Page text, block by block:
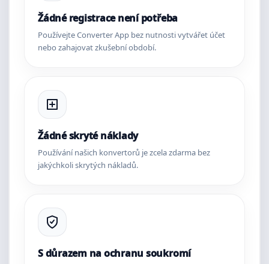
Žádné registrace není potřeba
Používejte Converter App bez nutnosti vytvářet účet
nebo zahajovat zkušební období.
Žádné skryté náklady
Používání našich konvertorů je zcela zdarma bez
jakýchkoli skrytých nákladů.
S důrazem na ochranu soukromí